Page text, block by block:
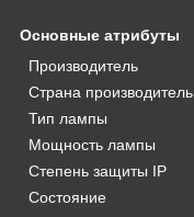
Основные атрибуты
Производитель
Страна производитель
Тип лампы
Мощность лампы
Степень защиты IP
Состояние